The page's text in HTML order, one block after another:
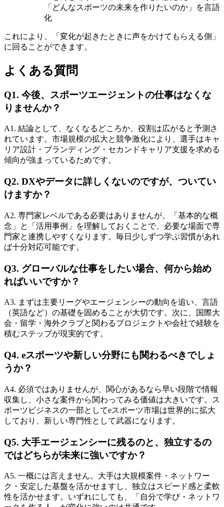
「どんなスポーツの未来を作りたいのか」を言語
化
これにより、「変化が起きたときに声をかけてもらえる側」
に回ることができます。
よくある質問
Q1. 今後、スポーツエージェントの仕事はなくな
りませんか？
A1. 結論として、なくなるどころか、役割は広がると予測さ
れています。市場規模の拡大と競争激化により、選手はキャ
リア設計・ブランディング・セカンドキャリア支援を求める
傾向が強まっているためです。
Q2. DXやデータに詳しくないのですが、ついてい
けますか？
A2. 専門家レベルである必要はありませんが、「基本的な概
念」と「活用事例」を理解しておくことで、必要な場面で専
門家と連携しやすくなります。毎日少しずつ学ぶ習慣があれ
ば十分対応可能です。
Q3. グローバルな仕事をしたい場合、何から始め
ればいいですか？
A3. まずは主要リーグやエージェンシーの動向を追い、言語
（英語など）の基礎を固めることが大切です。次に、国際大
会・留学・海外クラブと関わるプロジェクトや会社で経験を
積むステップが現実的です。
Q4. eスポーツや新しい分野にも関わるべきでしょ
うか？
A4. 必須ではありませんが、関心があるなら早い段階で情報
収集し、小さな案件から関わってみる価値は大きいです。ス
ポーツビジネスの一部としてeスポーツ市場は世界的に拡大
しており、新しい専門性として武器になります。
Q5. 大手エージェンシーに残るのと、独立するの
ではどちらが未来に強いですか？
A5. 一概には言えません。大手は大規模案件・ネットワー
ク・安定した基盤を活かせますし、独立はスピード感と柔軟
性を活かせます。いずれにしても、「自分で学び・ネットワ